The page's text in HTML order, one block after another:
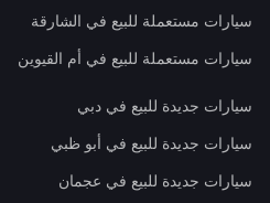
سيارات مستعملة للبيع في الشارقة
سيارات مستعملة للبيع في أم القيوين
سيارات جديدة للبيع في دبي
سيارات جديدة للبيع في أبو ظبي
سيارات جديدة للبيع في عجمان